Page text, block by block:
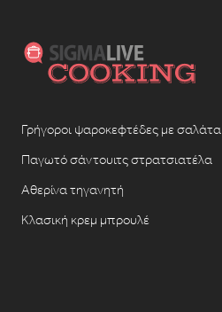
Γρήγοροι ψαροκεφτέδες με σαλάτα
Παγωτό σάντουιτς στρατσιατέλα
Αθερίνα τηγανητή
Κλασική κρεμ μπρουλέ